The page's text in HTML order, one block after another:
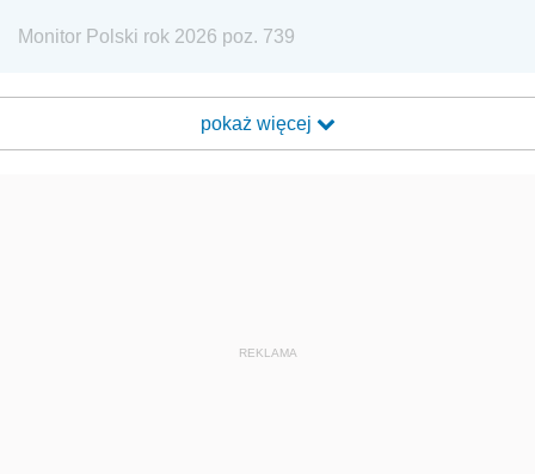
Monitor Polski rok 2026 poz. 739
pokaż więcej
REKLAMA